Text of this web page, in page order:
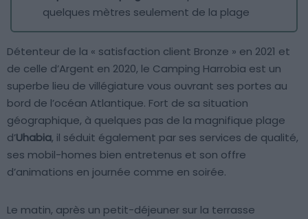
quelques mètres seulement de la plage
Détenteur de la « satisfaction client Bronze » en 2021 et
de celle d’Argent en 2020, le Camping Harrobia est un
superbe lieu de villégiature vous ouvrant ses portes au
bord de l’océan Atlantique. Fort de sa situation
géographique, à quelques pas de la magnifique plage
d’Uhabia, il séduit également par ses services de qualité,
ses mobil-homes bien entretenus et son offre
d’animations en journée comme en soirée.
Le matin, après un petit-déjeuner sur la terrasse